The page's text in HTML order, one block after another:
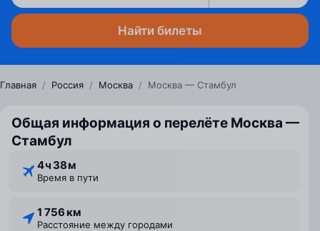
Найти билеты
Главная / Россия / Москва / Москва — Стамбул
Общая информация о перелёте Москва —
Стамбул
4 ⁠ч 38 ⁠м
Время в пути
1 756 км
Расстояние между городами